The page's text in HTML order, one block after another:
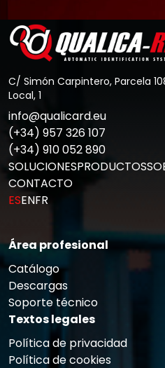
C/ Simón Carpintero, Parcela
Local, 1
info@qualicard.eu
(+34) 957 326 107
(+34) 910 052 890
SOLUCIONESPRODUCTOS
CONTACTO
ESENFR
Área profesional
Catálogo
Descargas
Soporte técnico
Textos legales
Política de privacidad
Política de cookies